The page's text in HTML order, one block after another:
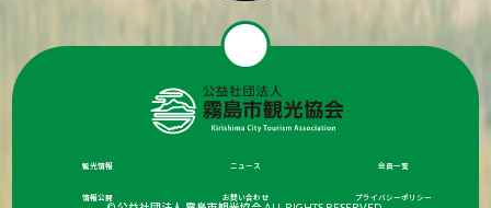
観光情報 ニュース 会員一覧
情報公開 お問い合わせ プライバシーポリシー